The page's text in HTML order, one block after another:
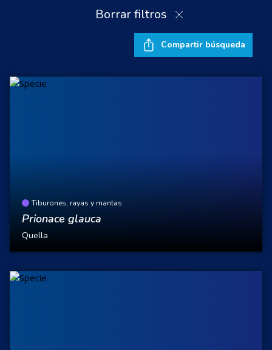
Borrar filtros
Compartir búsqueda
Tiburones, rayas y mantas
Prionace glauca
Quella